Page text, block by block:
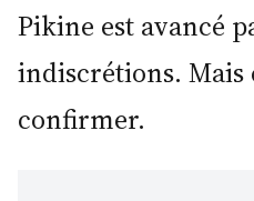
Pikine est avancé
indiscrétions. Mais
confirmer.